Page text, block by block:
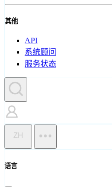
其他
API
系统顾问
服务状态
ZH
语言